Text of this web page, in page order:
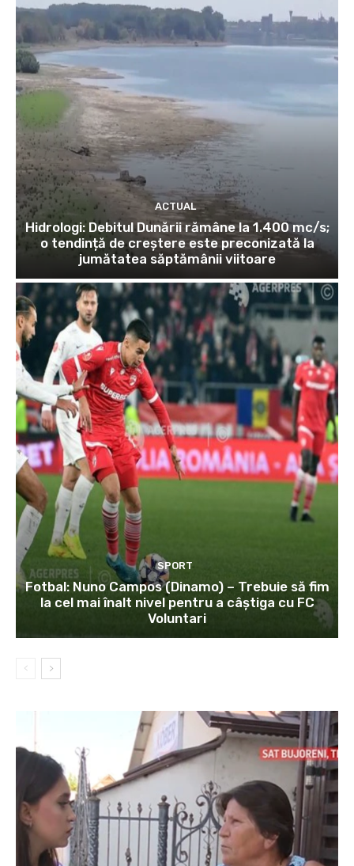
ACTUAL
Hidrologi: Debitul Dunării rămâne la 1.400 mc/s;
o tendință de creștere este preconizată la
jumătatea săptămânii viitoare
SPORT
Fotbal: Nuno Campos (Dinamo) – Trebuie să fim
la cel mai înalt nivel pentru a câștiga cu FC
Voluntari